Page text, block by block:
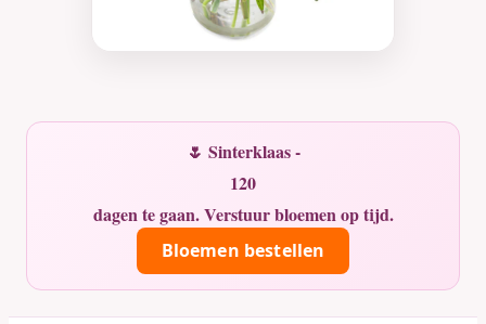
🌷 Sinterklaas -
120
dagen te gaan. Verstuur bloemen op tijd.
Bloemen bestellen